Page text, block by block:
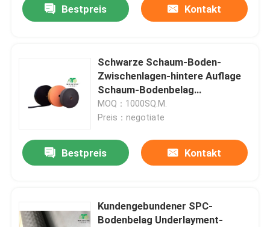
Bestpreis Kontakt
Schwarze Schaum-Boden-
Zwischenlagen-hintere Auflage
Schaum-Bodenbelag
Underlayment-
feuchtigkeitsfeste IXPE
MOQ：1000SQ.M.
Preis：negotiate
Bestpreis Kontakt
Kundengebundener SPC-
Bodenbelag Underlayment-